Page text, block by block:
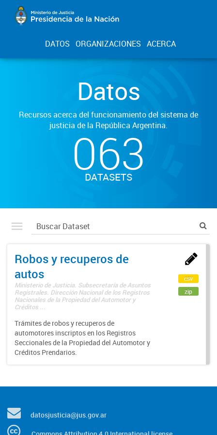
DATOS ORGANIZACIONES ACERCA
Datos
Recursos acerca del funcionamiento del sistema de
justicia de la República Argentina.
063
DATASETS
Robos y recuperos de
autos
Ministerio de Justicia. Subsecretaría de Asuntos
Registrales. Dirección Nacional de los Registros
Nacionales de la Propiedad del Automotor y
Créditos ...
Trámites de robos y recuperos de
automotores inscriptos en los Registros
Seccionales de la Propiedad del Automotor y
Créditos Prendarios.
csv
zip
datosjusticia@jus.gov.ar